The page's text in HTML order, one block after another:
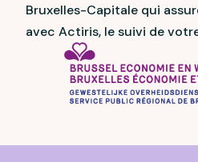
Bruxelles-Capitale qui
avec Actiris, le suivi de